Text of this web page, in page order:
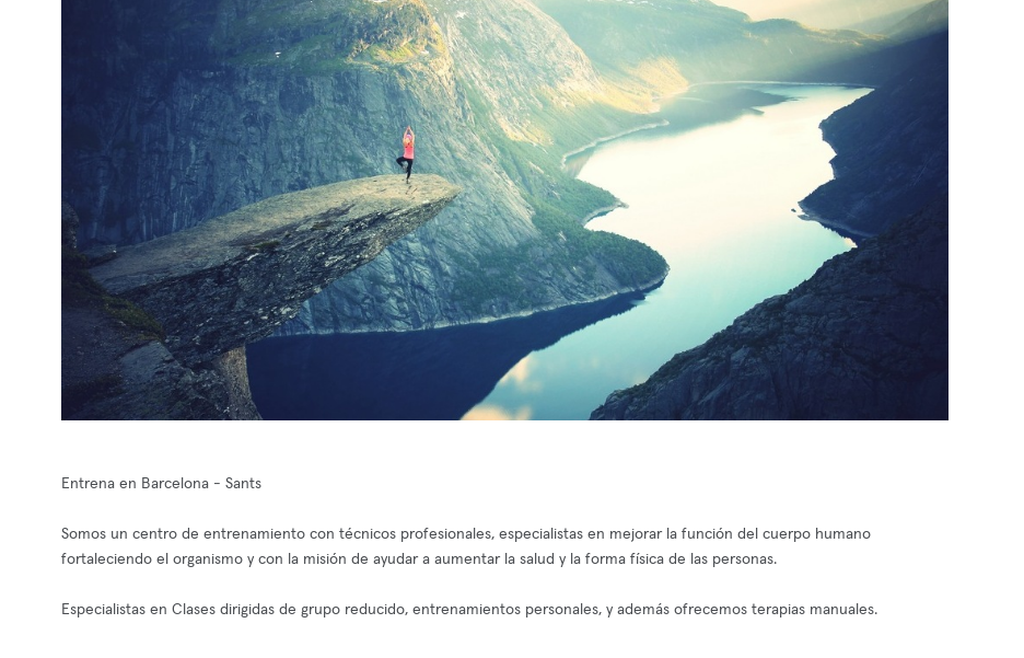
Entrena en Barcelona - Sants
Somos un centro de entrenamiento con técnicos profesionales, especialistas en mejorar la función del cuerpo humano
fortaleciendo el organismo y con la misión de ayudar a aumentar la salud y la forma física de las personas.
Especialistas en Clases dirigidas de grupo reducido, entrenamientos personales, y además ofrecemos terapias manuales.